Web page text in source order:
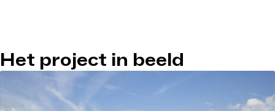
Het project in beeld